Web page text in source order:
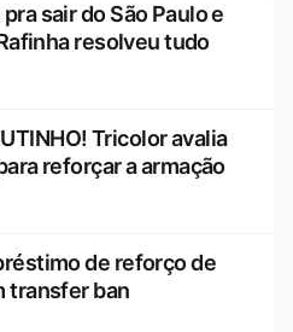
sair do São Paulo e
resolveu tudo
Tricolor avalia
reforçar a armação
de reforço de
transfer ban